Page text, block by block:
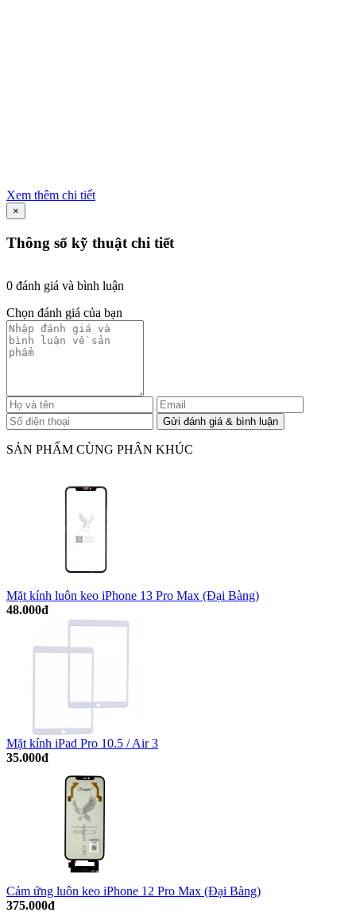
Xem thêm chi tiết
×
Thông số kỹ thuật chi tiết
0 đánh giá và bình luận
Chọn đánh giá của bạn
SẢN PHẨM CÙNG PHÂN KHÚC
Mặt kính luôn keo iPhone 13 Pro Max (Đại Bàng)
48.000đ
Mặt kính iPad Pro 10.5 / Air 3
35.000đ
Cảm ứng luôn keo iPhone 12 Pro Max (Đại Bàng)
375.000đ